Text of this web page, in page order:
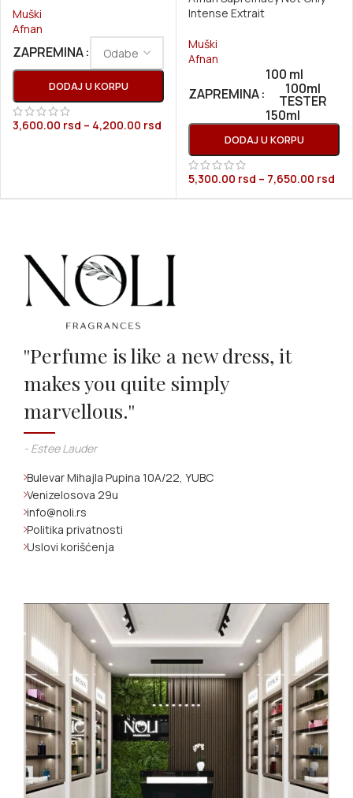
Muški
Afnan
ZAPREMINA
DODAJ U KORPU
3,600.00 rsd – 4,200.00 rsd
Intense Extrait
Muški
Afnan
ZAPREMINA
100 ml
100ml
TESTER
150ml
DODAJ U KORPU
5,300.00 rsd – 7,650.00 rsd
''Perfume is like a new dress, it
makes you quite simply
marvellous.''
- Estee Lauder
Bulevar Mihajla Pupina 10A/22, YUBC
Venizelosova 29u
info@noli.rs
Politika privatnosti
Uslovi korišćenja